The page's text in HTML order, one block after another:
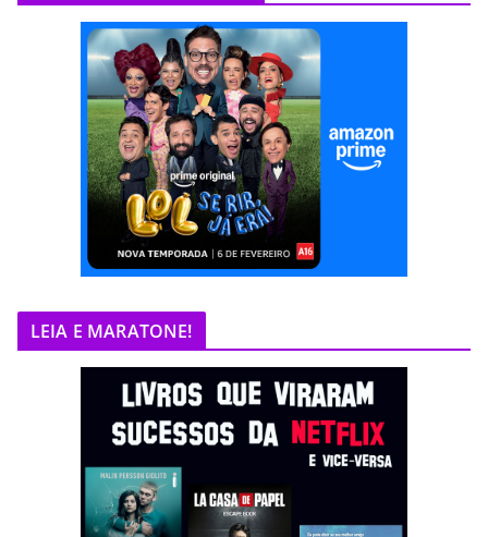
LEIA E MARATONE!